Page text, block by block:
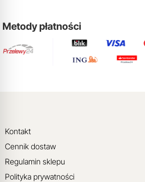
Metody płatności
Kontakt
Cennik dostaw
Regulamin sklepu
Polityka prywatności